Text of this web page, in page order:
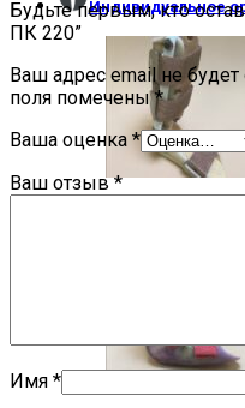
Индивидуальное
АППАРАТЫ
Будьте первым, кто
ПК 220”
Ваш адрес email не будет
поля помечены*
Ваша оценка *
Ваш отзыв*
Имя *